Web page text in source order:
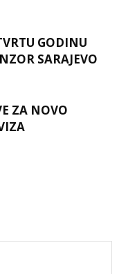
GODINU
SARAJEVO
ZA NOVO